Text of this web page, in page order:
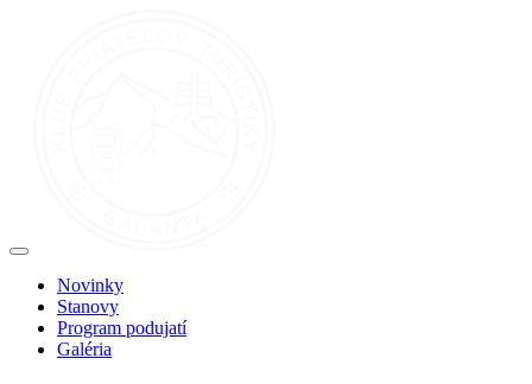
Novinky
Stanovy
Program podujatí
Galéria